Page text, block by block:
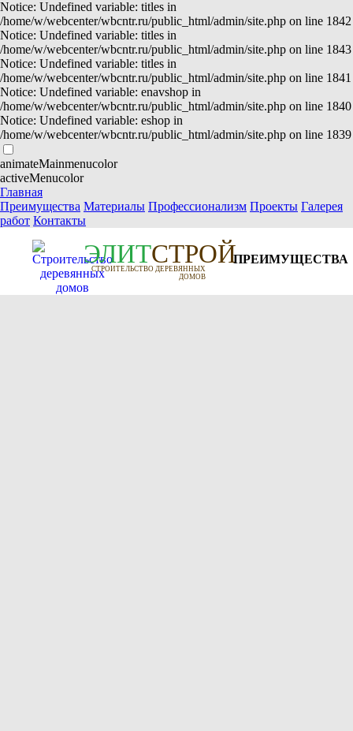
Notice: Undefined variable: titles in
/home/w/webcenter/wbcntr.ru/public_html/admin/site.php on line 1842
Notice: Undefined variable: titles in
/home/w/webcenter/wbcntr.ru/public_html/admin/site.php on line 1843
Notice: Undefined variable: titles in
/home/w/webcenter/wbcntr.ru/public_html/admin/site.php on line 1841
Notice: Undefined variable: enavshop in
/home/w/webcenter/wbcntr.ru/public_html/admin/site.php on line 1840
Notice: Undefined variable: eshop in
/home/w/webcenter/wbcntr.ru/public_html/admin/site.php on line 1839
animateMainmenucolor
activeMenucolor
Главная
Преимущества Материалы Профессионализм Проекты Галерея
работ Контакты
ЭЛИТСТРОЙ
СТРОИТЕЛЬСТВО ДЕРЕВЯННЫХ
ДОМОВ
ПРЕИМУЩЕСТВА